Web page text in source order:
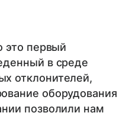
это первый
в среде
отклонителей,
оборудования
позволили нам